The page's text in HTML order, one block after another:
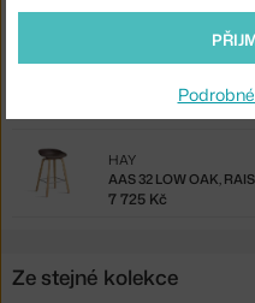
Související produkty
AAS 32 HIGH OAK,
AAS 32 LOW OAK,
HAY
7 725 Kč
Ze stejné kolekce